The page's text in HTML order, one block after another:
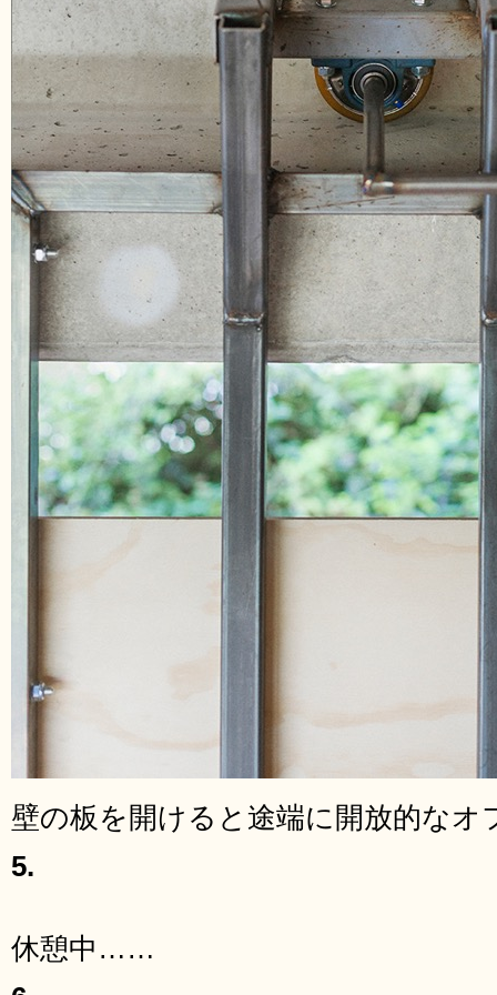
壁の板を開けると途端に開放的なオ
5.
休憩中……